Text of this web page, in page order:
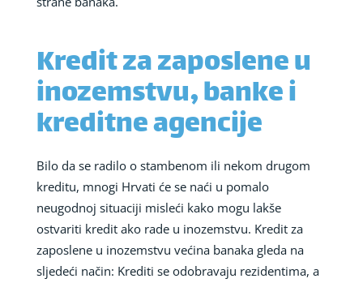
Kredit za zaposlene u
inozemstvu, banke i
kreditne agencije
Bilo da se radilo o stambenom ili nekom drugom
kreditu, mnogi Hrvati će se naći u pomalo
neugodnoj situaciji misleći kako mogu lakše
ostvariti kredit ako rade u inozemstvu. Kredit za
zaposlene u inozemstvu većina banaka gleda na
sljedeći način: Krediti se odobravaju rezidentima, a